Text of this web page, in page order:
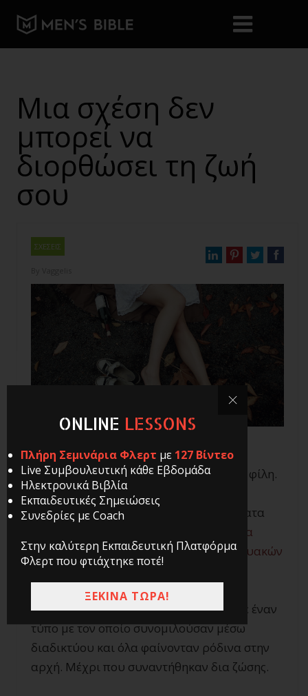
Μια σχέση δεν
μπορεί να
διορθώσει τη ζωή
σου
ΣΧΕΣΕΙΣ
Τις προάλλες, είχα βγει για ποτό με μία φίλη.
Μου έλεγε, λοιπόν, τις εξελίξεις από την
προσωπική της ζωή. Καθώς είχε πρόσφατα
αποφάσισε να
ψάξει σε διάφοραsiteκαι appsδιαδικτυακών
γνωριμιών.
Τoπιο πρόσφατο ραντεβού της ήταν με έναν
τύπο με τον οποίο συνομιλούσαν μέσω
διαδικτύου και όλα φαίνονταν ρόδινα στην
αρχή. Μέχρι που συναντήθηκαν δια ζώσης.
ONLINE LESSONS
Πλήρη Σεμινάρια Φλερτ με 127 Βίντεο
Live Συμβουλευτική κάθε Εβδομάδα
Ηλεκτρονικά Βιβλία
Εκπαιδευτικές Σημειώσεις
Συνεδρίες με Coach
Στην καλύτερη Εκπαιδευτική Πλατφόρμα
Φλερτ που φτιάχτηκε ποτέ!
ΞΕΚΙΝΑ ΤΩΡΑ!